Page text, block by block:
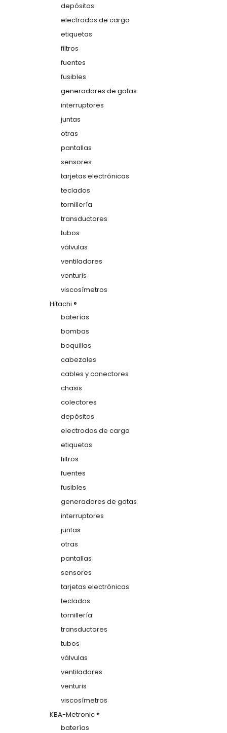
depósitos
electrodos de carga
etiquetas
filtros
fuentes
fusibles
generadores de gotas
interruptores
juntas
otras
pantallas
sensores
tarjetas electrónicas
teclados
tornillería
transductores
tubos
válvulas
ventiladores
venturis
viscosímetros
Hitachi ®
baterías
bombas
boquillas
cabezales
cables y conectores
chasis
colectores
depósitos
electrodos de carga
etiquetas
filtros
fuentes
fusibles
generadores de gotas
interruptores
juntas
otras
pantallas
sensores
tarjetas electrónicas
teclados
tornillería
transductores
tubos
válvulas
ventiladores
venturis
viscosímetros
KBA-Metronic ®
baterías